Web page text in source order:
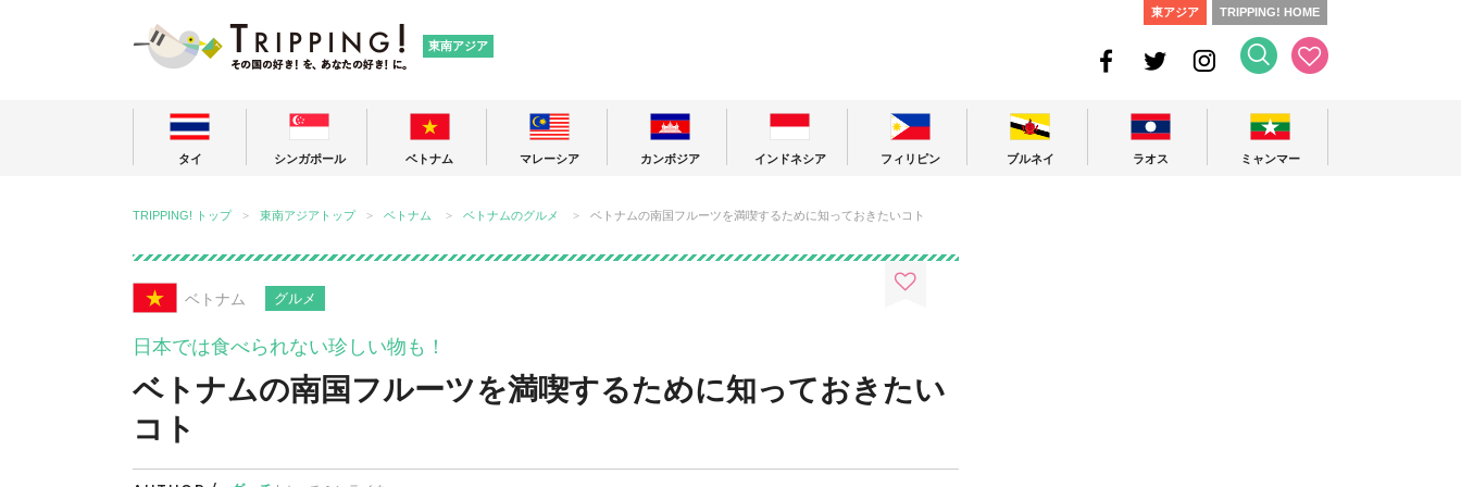
東南アジア
東アジア TRIPPING! HOME
タイ シンガポール ベトナム マレーシア カンボジア インドネシア フィリピン ブルネイ ラオス ミャンマー
TRIPPING! トップ 東南アジアトップ ベトナム ベトナムのグルメ ベトナムの南国フルーツを満喫するために知っておきたいコト
ベトナム グルメ
日本では食べられない珍しい物も！
ベトナムの南国フルーツを満喫するために知っておきたい
コト